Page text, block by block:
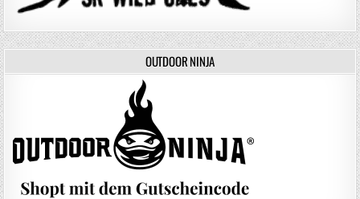
OUTDOOR NINJA